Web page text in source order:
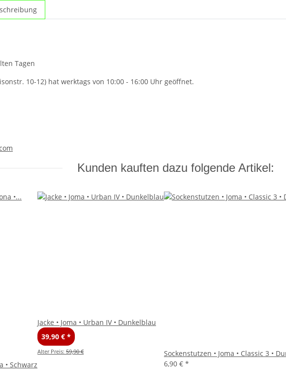
Tagen
10-12) hat werktags von 10:00 - 16:00 Uhr geöffnet.
Kunden kauften dazu folgende Artikel:
• Schwarz
Jacke • Joma • Urban IV • Dunkelblau
39,90 € *
Alter Preis: 59,90 €
Sockenstutzen • Joma • Classic 3 •
6,90 € *